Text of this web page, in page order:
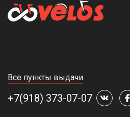
Все пункты выдачи
+7(918) 373-07-07